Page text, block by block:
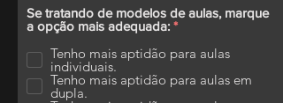
Se tratando de modelos de aulas, marque
a opção mais adequada: *O
r
g
Tenho mais aptidão para aulas
individuais.
Tenho mais aptidão para aulas em
dupla.